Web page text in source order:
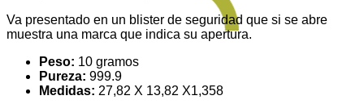
Va presentado en un blister de seguridad que si se abre
muestra una marca que indica su apertura.
Peso: 10 gramos
Pureza: 999.9
Medidas: 27,82 X 13,82 X1,358